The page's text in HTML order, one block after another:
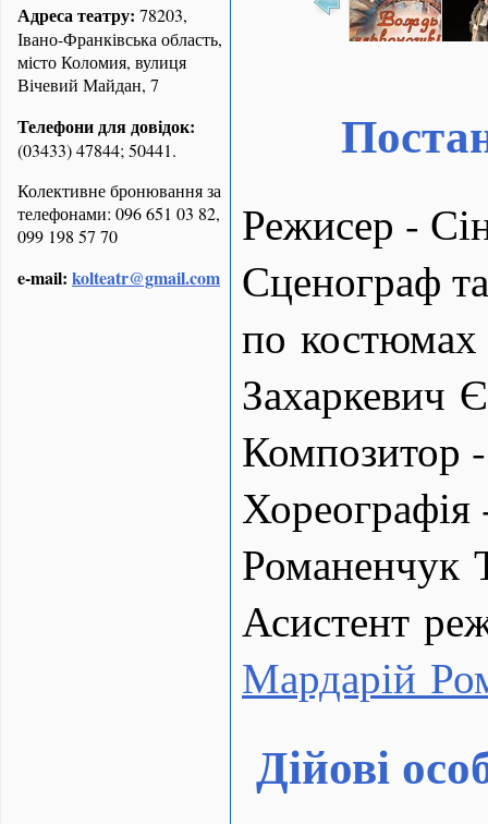
Адреса театру: 78203,
Івано-Франківська область,
місто Коломия, вулиця
Вічевий Майдан, 7
Телефони для довідок:
(03433) 47844; 50441.
Колективне бронювання за
телефонами: 096 651 03 82,
099 198 57 70
e-mail: kolteatr@gmail.com
Режисер -
Сценограф
по
Захаркевич
Композитор
Хореографія
Романенчук
Асистент
Мардарій
Дійові